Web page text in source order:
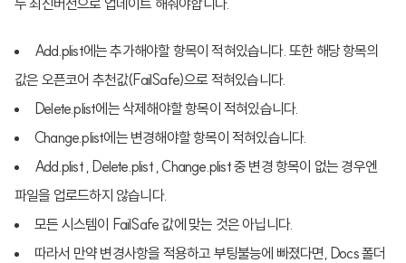
Add.plist에는 추가해야할 항목이 적혀있습니다. 또한 해당 항목의
값은 오픈코어 추천값(FailSafe)으로 적혀있습니다.
Delete.plist에는 삭제해야할 항목이 적혀있습니다.
Change.plist에는 변경해야할 항목이 적혀있습니다.
Add.plist , Delete.plist , Change.plist 중 변경 항목이 없는 경우엔
파일을 업로드하지 않습니다.
모든 시스템이 FailSafe 값에 맞는 것은 아닙니다.
따라서 만약 변경사항을 적용하고 부팅불능에 빠졌다면, Docs 폴더